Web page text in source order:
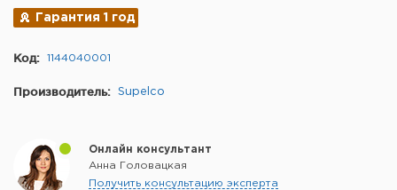
Гарантия 1 год
Код: 1144040001
Производитель: Supelco
Онлайн консультант
Анна Головацкая
Получить консультацию эксперта